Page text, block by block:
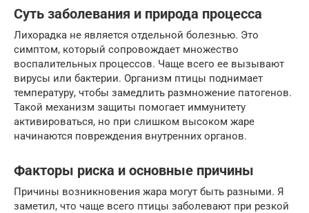
Суть заболевания и природа процесса
Лихорадка не является отдельной болезнью. Это
симптом, который сопровождает множество
воспалительных процессов. Чаще всего ее вызывают
вирусы или бактерии. Организм птицы поднимает
температуру, чтобы замедлить размножение патогенов.
Такой механизм защиты помогает иммунитету
активироваться, но при слишком высоком жаре
начинаются повреждения внутренних органов.
Факторы риска и основные причины
Причины возникновения жара могут быть разными. Я
заметил, что чаще всего птицы заболевают при резкой